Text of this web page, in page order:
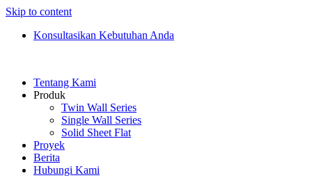
Skip to content
Konsultasikan Kebutuhan Anda
Tentang Kami
Produk
Twin Wall Series
Single Wall Series
Solid Sheet Flat
Proyek
Berita
Hubungi Kami